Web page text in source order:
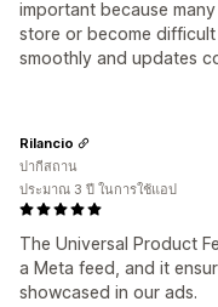
important because
store or become
smoothly and updates
The Universal Product
a Meta feed, and it
showcased in our ads.
Rilancio
ปากีสถาน
ประมาณ 3 ปี ในการใช้แอป